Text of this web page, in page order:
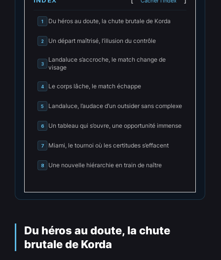
1 Du héros au doute, la chute brutale de Korda
2 Un départ maîtrisé, l’illusion du contrôle
3
Landaluce s’accroche, le match change de
visage
4 Le corps lâche, le match échappe
5 Landaluce, l’audace d’un outsider sans complexe
6 Un tableau qui s’ouvre, une opportunité immense
7 Miami, le tournoi où les certitudes s’effacent
8 Une nouvelle hiérarchie en train de naître
Du héros au doute, la chute
brutale de Korda